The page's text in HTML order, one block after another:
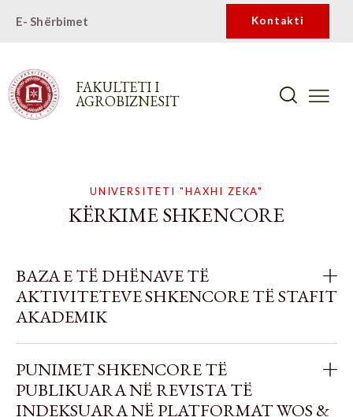
E- Shërbimet Kontakti
FAKULTETI I
AGROBIZNESIT
UNIVERSITETI "HAXHI ZEKA"
KËRKIME SHKENCORE
BAZA E TË DHËNAVE TË
AKTIVITETEVE SHKENCORE TË STAFIT
AKADEMIK
PUNIMET SHKENCORE TË
PUBLIKUARA NË REVISTA TË
INDEKSUARA NË PLATFORMAT WOS &